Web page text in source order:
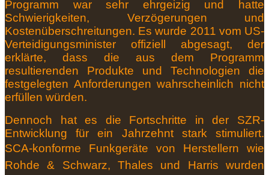
Programm war sehr ehrgeizig und hatte
Schwierigkeiten, Verzögerungen und
Kostenüberschreitungen. Es wurde 2011 vom US-
Verteidigungsminister offiziell abgesagt, der
erklärte, dass die aus dem Programm
resultierenden Produkte und Technologien die
festgelegten Anforderungen wahrscheinlich nicht
erfüllen würden.
Dennoch hat es die Fortschritte in der SZR-
Entwicklung für ein Jahrzehnt stark stimuliert.
SCA-konforme Funkgeräte von Herstellern wie
Rohde & Schwarz, Thales und Harris wurden